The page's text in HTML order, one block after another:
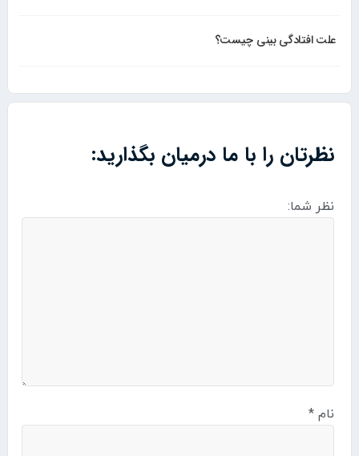
علت افتادگی بینی چیست؟
نظرتان را با ما درمیان بگذارید:
نظر شما:
نام*